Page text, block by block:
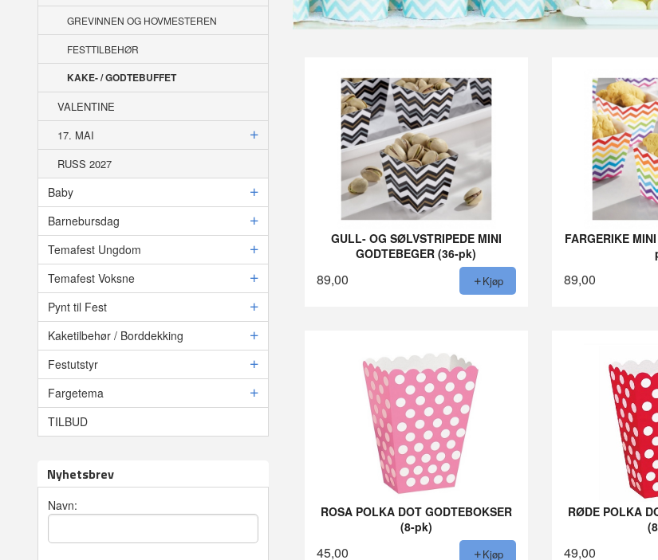
GREVINNEN OG HOVMESTEREN
FESTTILBEHØR
KAKE- / GODTEBUFFET
VALENTINE
17. MAI
RUSS 2027
Baby
Barnebursdag
Temafest Ungdom
Temafest Voksne
Pynt til Fest
Kaketilbehør / Borddekking
Festutstyr
Fargetema
TILBUD
Nyhetsbrev
Navn:
GULL- OG SØLVSTRIPEDE MINI
GODTEBEGER (36-pk)
89,00 Kjøp
FARGERIKE
89,00
ROSA POLKA DOT GODTEBOKSER
(8-pk)
45,00 Kjøp
RØDE POLKA
49,00